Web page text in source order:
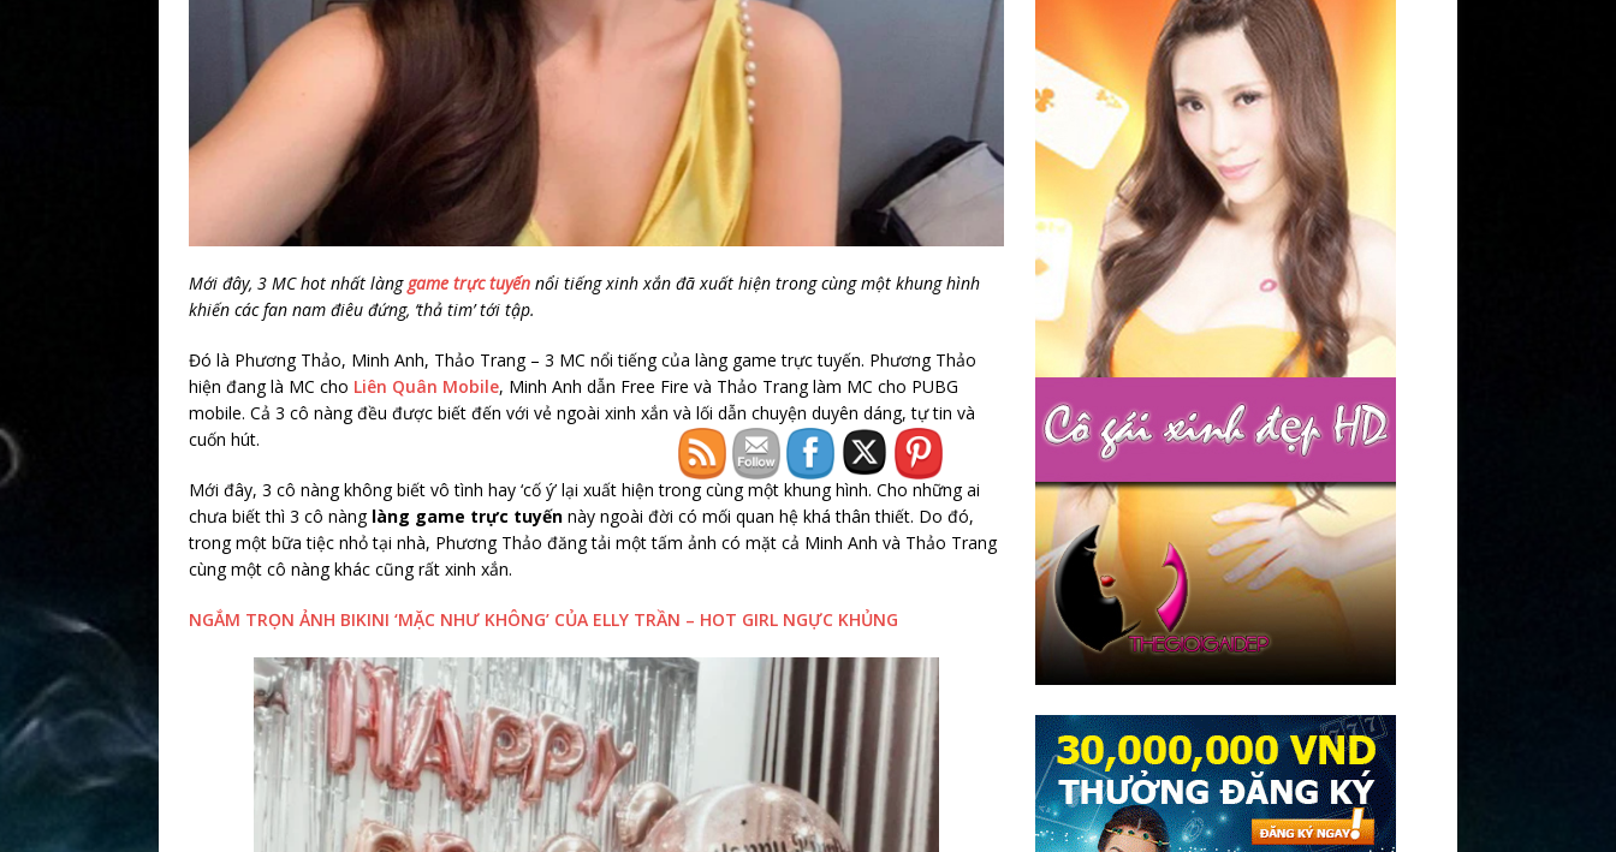
Mới đây, 3 MC hot nhất làng game trực tuyến nổi tiếng xinh xắn đã xuất hiện trong cùng một khung hình
khiến các fan nam điêu đứng, ‘thả tim’ tới tập.
Đó là Phương Thảo, Minh Anh, Thảo Trang – 3 MC nổi tiếng của làng game trực tuyến. Phương Thảo
hiện đang là MC cho Liên Quân Mobile, Minh Anh dẫn Free Fire và Thảo Trang làm MC cho PUBG
mobile. Cả 3 cô nàng đều được biết đến với vẻ ngoài xinh xắn và lối dẫn chuyện duyên dáng, tự tin và
cuốn hút.
Mới đây, 3 cô nàng không biết vô tình hay ‘cố ý’ lại xuất hiện trong cùng một khung hình. Cho những ai
chưa biết thì 3 cô nàng làng game trực tuyến này ngoài đời có mối quan hệ khá thân thiết. Do đó,
trong một bữa tiệc nhỏ tại nhà, Phương Thảo đăng tải một tấm ảnh có mặt cả Minh Anh và Thảo Trang
cùng một cô nàng khác cũng rất xinh xắn.
NGẮM TRỌN ẢNH BIKINI ‘MẶC NHƯ KHÔNG’ CỦA ELLY TRẦN – HOT GIRL NGỰC KHỦNG